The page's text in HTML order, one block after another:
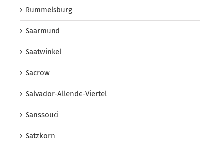
Rummelsburg
Saarmund
Saatwinkel
Sacrow
Salvador-Allende-Viertel
Sanssouci
Satzkorn